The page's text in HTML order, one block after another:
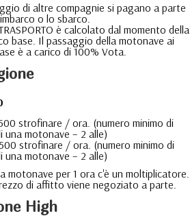
di altre compagnie si pagano a parte
o lo sbarco.
è calcolato dal momento della
base. Il passaggio della motonave ai
è a carico di 100% Vota.
strofinare / ora. (numero minimo di
una motonave – 2 alle)
strofinare / ora. (numero minimo di
una motonave – 2 alle)
motonave per 1 ora c'è un moltiplicatore.
di affitto viene negoziato a parte.
High